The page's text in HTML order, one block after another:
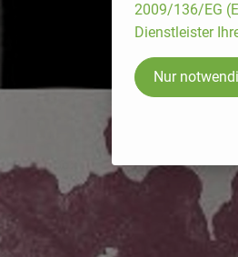
2009/136/EG
Dienstleister
Nur